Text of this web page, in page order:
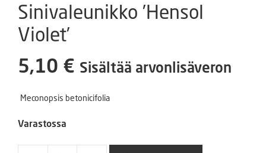
Sinivaleunikko ’Hensol
Violet’
5,10 € Sisältää arvonlisäveron
Meconopsis betonicifolia
Varastossa